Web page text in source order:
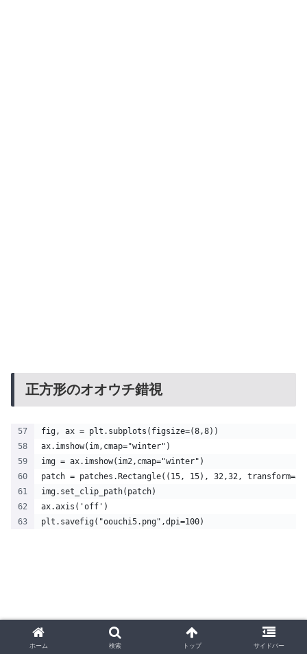
正方形のオオウチ錯視
fig, ax = plt.subplots(figsize=(8,8))
ax.imshow(im,cmap="winter")
img = ax.imshow(im2,cmap="winter")
patch = patches.Rectangle((15, 15), 32,32,
img.set_clip_path(patch)
ax.axis('off')
plt.savefig("oouchi5.png",dpi=100)
ホーム 検索 トップ サイドバー